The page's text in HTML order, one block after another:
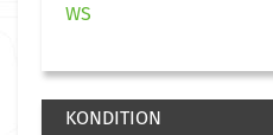
WS
KONDITION